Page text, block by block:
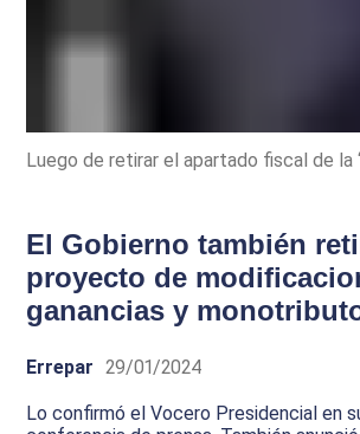
Luego de retirar el apartado fiscal de la
El Gobierno también
proyecto de
ganancias y
Errepar 29/01/2024
Lo confirmó el Vocero Presidencial en